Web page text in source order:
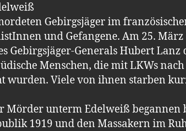
Gebirgsjäger im
und Gefangene. Am 25.
Gebirgsjäger-Generals Hubert
Menschen, die mit LKWs
wurden. Viele von ihnen starben
Mörder unterm Edelweiß
1919 und den Massakern im